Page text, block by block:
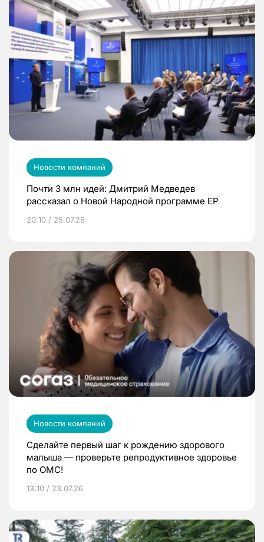
Новости компаний
Почти 3 млн идей: Дмитрий Медведев
рассказал о Новой Народной программе ЕР
20:10 / 25.07.26
Новости компаний
Сделайте первый шаг к рождению здорового
малыша — проверьте репродуктивное здоровье
по ОМС!
13:10 / 23.07.26